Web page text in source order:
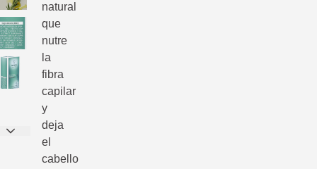
natural
que
nutre
la
fibra
capilar
y
deja
el
cabello